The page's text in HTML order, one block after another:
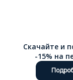
Скачайте и
-15% на